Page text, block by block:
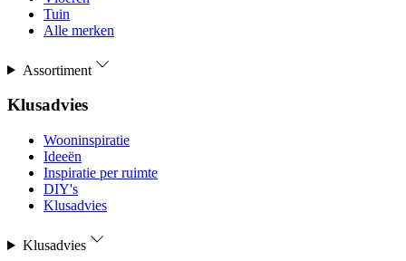
Tuin
Alle merken
Assortiment
Klusadvies
Wooninspiratie
Ideeën
Inspiratie per ruimte
DIY's
Klusadvies
Klusadvies